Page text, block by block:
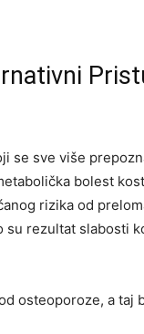
se sve više
bolest
rizika od
rezultat slabosti
osteoporoze, a taj